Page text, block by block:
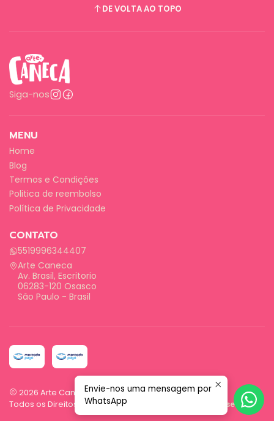
DE VOLTA AO TOPO
Siga-nos
MENU
Home
Blog
Termos e Condições
Politica de reembolso
Política de Privacidade
CONTATO
5519996344407
Arte Caneca
Av. Brasil, Escritorio
06283-120 Osasco
São Paulo - Brasil
2026 Arte Caneca.
Todos os Direitos Reservados.
Com tecnologia Jumpseller.
Envie-nos uma mensagem por
WhatsApp